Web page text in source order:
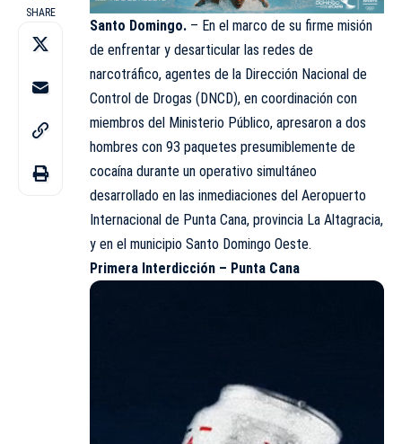
SHARE
Santo Domingo. – En el marco de su firme misión
de enfrentar y desarticular las redes de
narcotráfico, agentes de la Dirección Nacional de
Control de Drogas (DNCD), en coordinación con
miembros del Ministerio Público, apresaron a dos
hombres con 93 paquetes presumiblemente de
cocaína durante un operativo simultáneo
desarrollado en las inmediaciones del Aeropuerto
Internacional de Punta Cana, provincia La Altagracia,
y en el municipio Santo Domingo Oeste.
Primera Interdicción – Punta Cana